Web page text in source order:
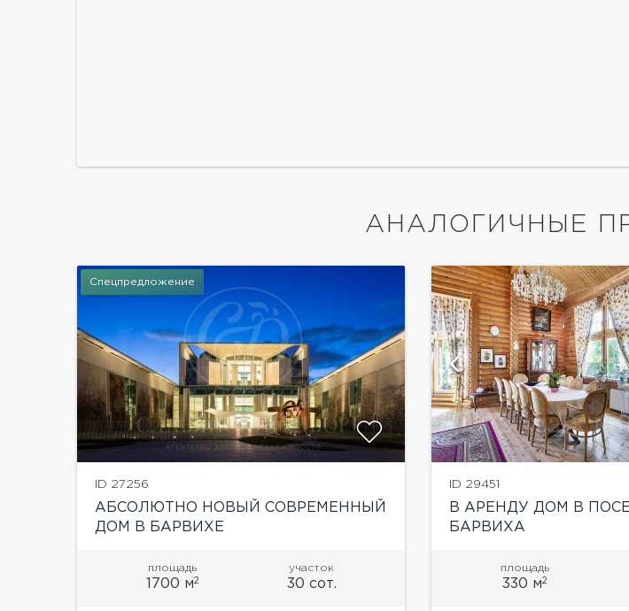
АНАЛОГИЧНЫЕ
Спецпредложение
ID 27256
АБСОЛЮТНО НОВЫЙ СОВРЕМЕННЫЙ
ДОМ В БАРВИХЕ
площадь
1700 м2
участок
30 сот.
показать ещё 21 фотографию
ID 29451
В АРЕНДУ ДОМ В
БАРВИХА
площадь
330 м2
показать ещё